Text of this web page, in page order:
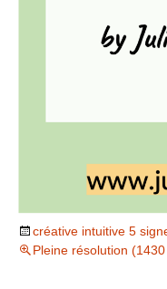
créative intuitive 5
Pleine résolution